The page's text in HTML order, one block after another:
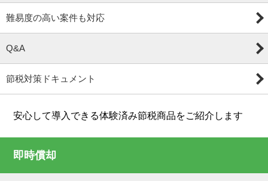
難易度の高い案件も対応
Q&A
節税対策ドキュメント
安心して導入できる体験済み節税商品をご紹介します
即時償却